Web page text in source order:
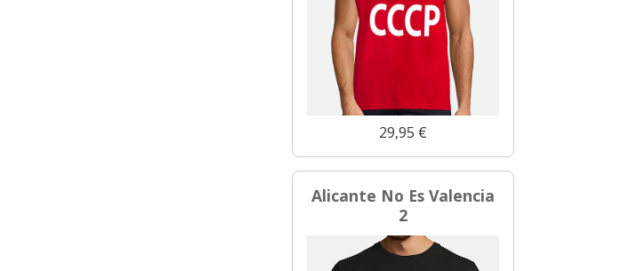
29,95 €
Alicante No Es Valencia
2